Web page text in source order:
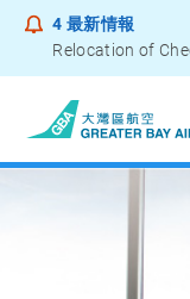
4 最新情報